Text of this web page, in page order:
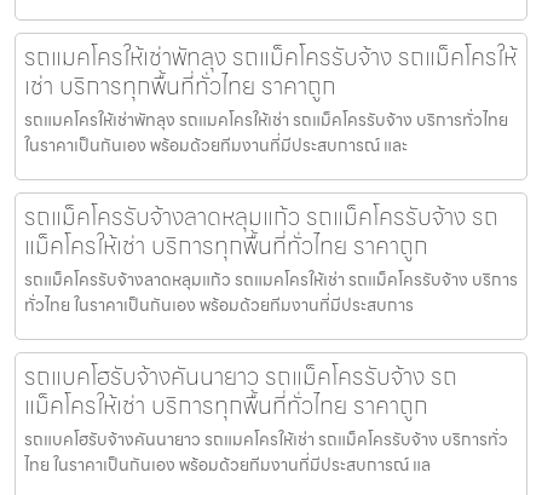
รถแมคโครให้เช่าพัทลุง รถแม็คโครรับจ้าง รถแม็คโครให้
เช่า บริการทุกพื้นที่ทั่วไทย ราคาถูก
รถแมคโครให้เช่าพัทลุง รถแมคโครให้เช่า รถแม็คโครรับจ้าง บริการทั่วไทย
ในราคาเป็นกันเอง พร้อมด้วยทีมงานที่มีประสบการณ์ และ
รถแม็คโครรับจ้างลาดหลุมแก้ว รถแม็คโครรับจ้าง รถ
แม็คโครให้เช่า บริการทุกพื้นที่ทั่วไทย ราคาถูก
รถแม็คโครรับจ้างลาดหลุมแก้ว รถแมคโครให้เช่า รถแม็คโครรับจ้าง บริการ
ทั่วไทย ในราคาเป็นกันเอง พร้อมด้วยทีมงานที่มีประสบการ
รถแบคโฮรับจ้างคันนายาว รถแม็คโครรับจ้าง รถ
แม็คโครให้เช่า บริการทุกพื้นที่ทั่วไทย ราคาถูก
รถแบคโฮรับจ้างคันนายาว รถแมคโครให้เช่า รถแม็คโครรับจ้าง บริการทั่ว
ไทย ในราคาเป็นกันเอง พร้อมด้วยทีมงานที่มีประสบการณ์ แล